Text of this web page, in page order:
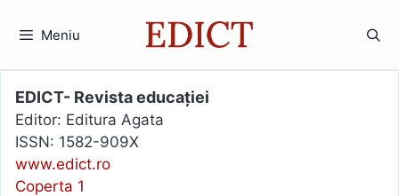
Meniu
EDICT- Revista educației
Editor: Editura Agata
ISSN: 1582-909X
www.edict.ro
Coperta 1